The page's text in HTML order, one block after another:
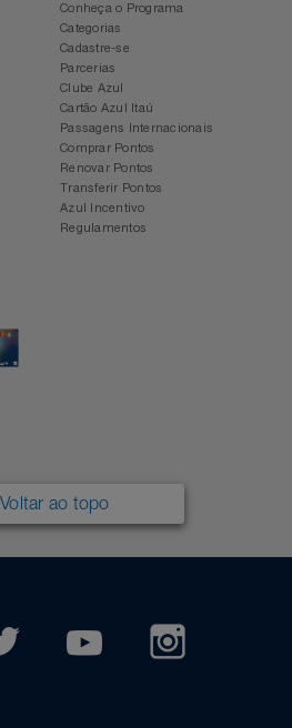
Conheça o Programa
Categorias
Cadastre-se
Parcerias
Clube Azul
Cartão Azul Itaú
Passagens Internacionais
Comprar Pontos
Renovar Pontos
Transferir Pontos
Azul Incentivo
Regulamentos
Voltar ao topo